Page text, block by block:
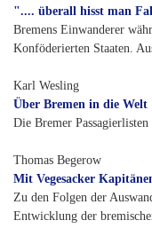
".... überall hisst man
Bremens Einwanderer
Konföderierten Staaten.
Karl Wesling
Über Bremen in die Welt
Die Bremer
Thomas Begerow
Mit Vegesacker
Zu den Folgen der
Entwicklung der